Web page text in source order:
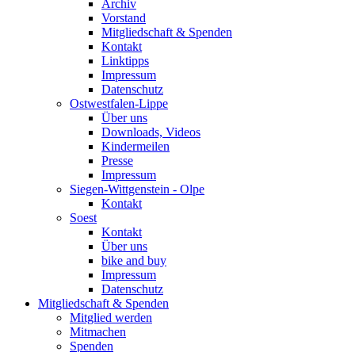
Archiv
Vorstand
Mitgliedschaft & Spenden
Kontakt
Linktipps
Impressum
Datenschutz
Ostwestfalen-Lippe
Über uns
Downloads, Videos
Kindermeilen
Presse
Impressum
Siegen-Wittgenstein - Olpe
Kontakt
Soest
Kontakt
Über uns
bike and buy
Impressum
Datenschutz
Mitgliedschaft & Spenden
Mitglied werden
Mitmachen
Spenden